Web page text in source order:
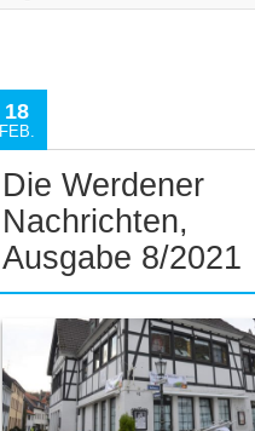
18
FEB.
Die Werdener
Nachrichten,
Ausgabe 8/2021